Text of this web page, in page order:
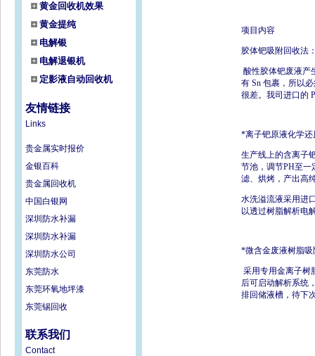
黄金回收机效果
黄金提纯
电解银
电解退银机
定影液自动回收机
友情链接
Links
贵金属实时报价
金银百科
贵金属回收机
中国白银网
深圳防水补漏
深圳防水补漏
深圳防水公司
东莞防水
东莞环氧地坪漆
东莞锡回收
联系我们
Contact
项目内容
胶体钯吸附回收法
酸性胶体钯废液产
有 Sn 包裹，所以
很差。我司进口的
*离子钯原液化学还
生产线上的含离子
节池，调节PH至一
滤、烘烤，产出高
水洗溢流液采用进
以透过树脂解析电
*微含金废液树脂
采用专用金离子树
后可启动解析系统
排回储液槽，待下